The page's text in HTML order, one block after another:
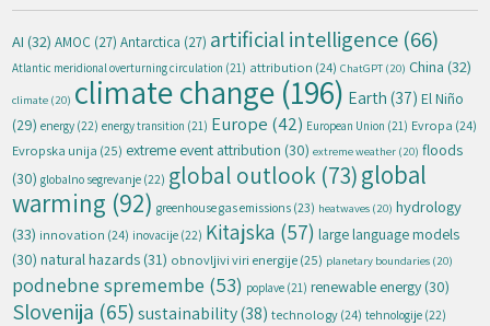
AI (32) AMOC (27) Antarctica (27) artificial intelligence (66)
Atlantic meridional overturning circulation (21) attribution (24) ChatGPT (20) China (32)
climate (20) climate change (196) Earth (37) El Niño
(29) energy (22) energy transition (21) Europe (42) European Union (21) Evropa (24)
Evropska unija (25) extreme event attribution (30) extreme weather (20) floods
(30) globalno segrevanje (22) global outlook (73)global
warming (92) greenhouse gas emissions (23) heatwaves (20) hydrology
(33) innovation (24) inovacije (22) Kitajska (57) large language models
(30) natural hazards (31) obnovljivi viri energije(25) planetary boundaries (20)
podnebne spremembe (53) poplave (21) renewable energy (30)
Slovenija (65) sustainability(38) technology(24) tehnologije (22)